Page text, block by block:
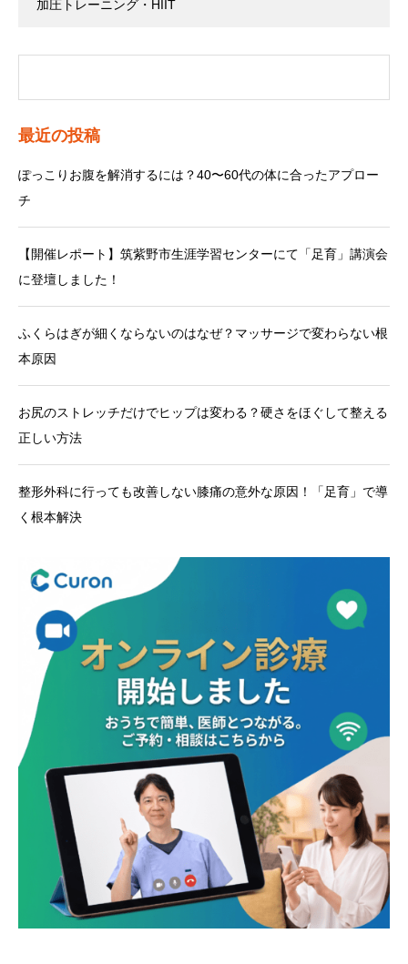
加圧トレーニング・HIIT
最近の投稿
ぽっこりお腹を解消するには？40〜60代の体に合ったアプロー
チ
【開催レポート】筑紫野市生涯学習センターにて「足育」講演会
に登壇しました！
ふくらはぎが細くならないのはなぜ？マッサージで変わらない根
本原因
お尻のストレッチだけでヒップは変わる？硬さをほぐして整える
正しい方法
整形外科に行っても改善しない膝痛の意外な原因！「足育」で導
く根本解決